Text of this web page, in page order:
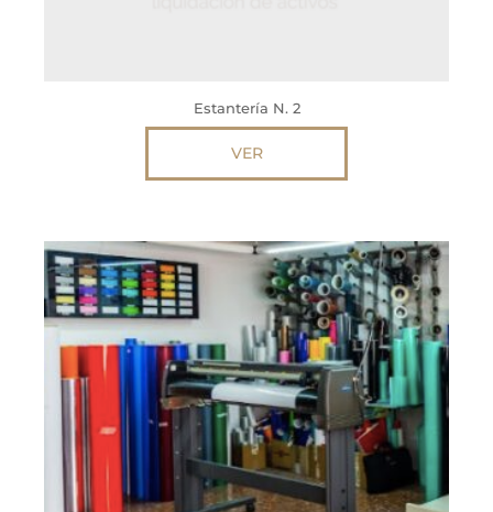
Estantería N. 2
VER